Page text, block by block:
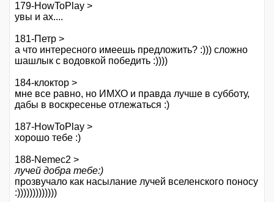
179-HowToPlay >
увы и ах....
181-Петр >
а что интересного имеешь предложить? :))) сложно
шашлык с водовкой победить :))))
184-клоктор >
мне все равно, но ИМХО и правда лучше в субботу,
дабы в воскресенье отлежаться :)
187-HowToPlay >
хорошо тебе :)
188-Nemec2 >
лучей добра тебе:)
прозвучало как насылание лучей вселенского поносу
:)))))))))))))